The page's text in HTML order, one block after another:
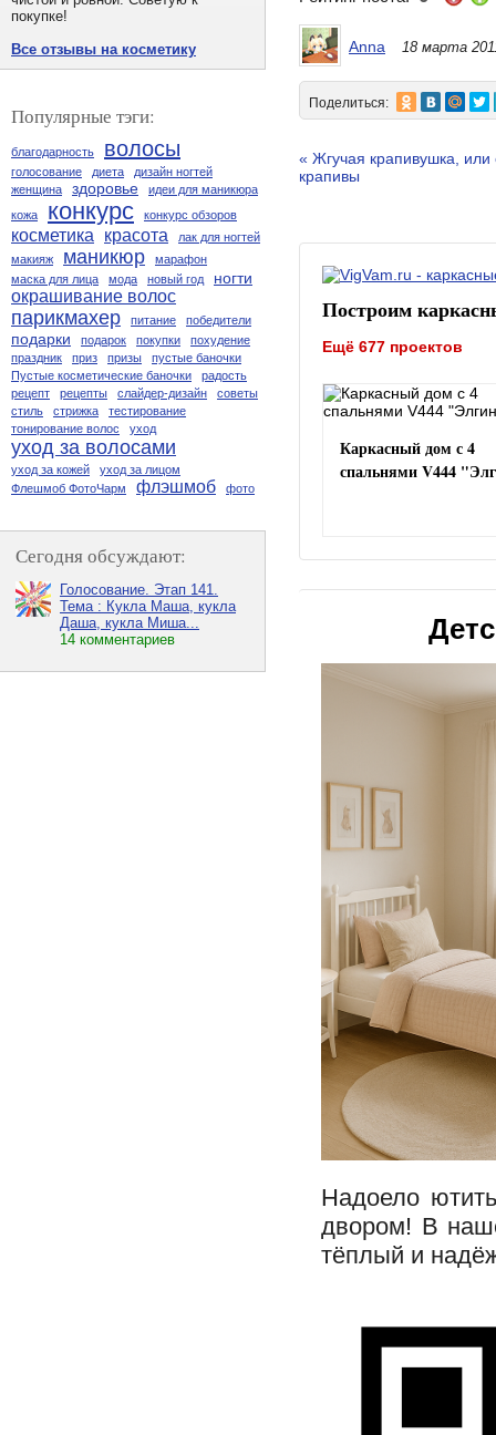
Anna 18 марта
Поделиться:
« Жгучая крапивушка, или
крапивы
Построим
Ещё 677 проектов
Каркасный дом с 4
спальнями V444
Надоело
двором! В
тёплый и
покупке!
Все отзывы на косметику
Популярные тэги:
благодарность волосы
голосование диета
дизайн ногтей
женщина
здоровье
идеи для маникюра
кожа
конкурс конкурс обзоров
косметика красота
лак для ногтей
макияж
маникюр
марафон
маска для лица
мода новый год ногти
окрашивание волос
парикмахер питание победители
подарки подарок покупки
похудение
праздник
приз призы
пустые баночки
Пустые косметические баночки
радость
рецепт
рецепты слайдер-дизайн
советы
стиль
стрижка
тестирование
тонирование волос
уход
уход за волосами
уход за кожей
уход за лицом
Флешмоб ФотоЧарм
флэшмоб фото
Сегодня обсуждают:
Голосование. Этап 141.
Тема : Кукла Маша, кукла
Даша, кукла Миша...
14 комментариев